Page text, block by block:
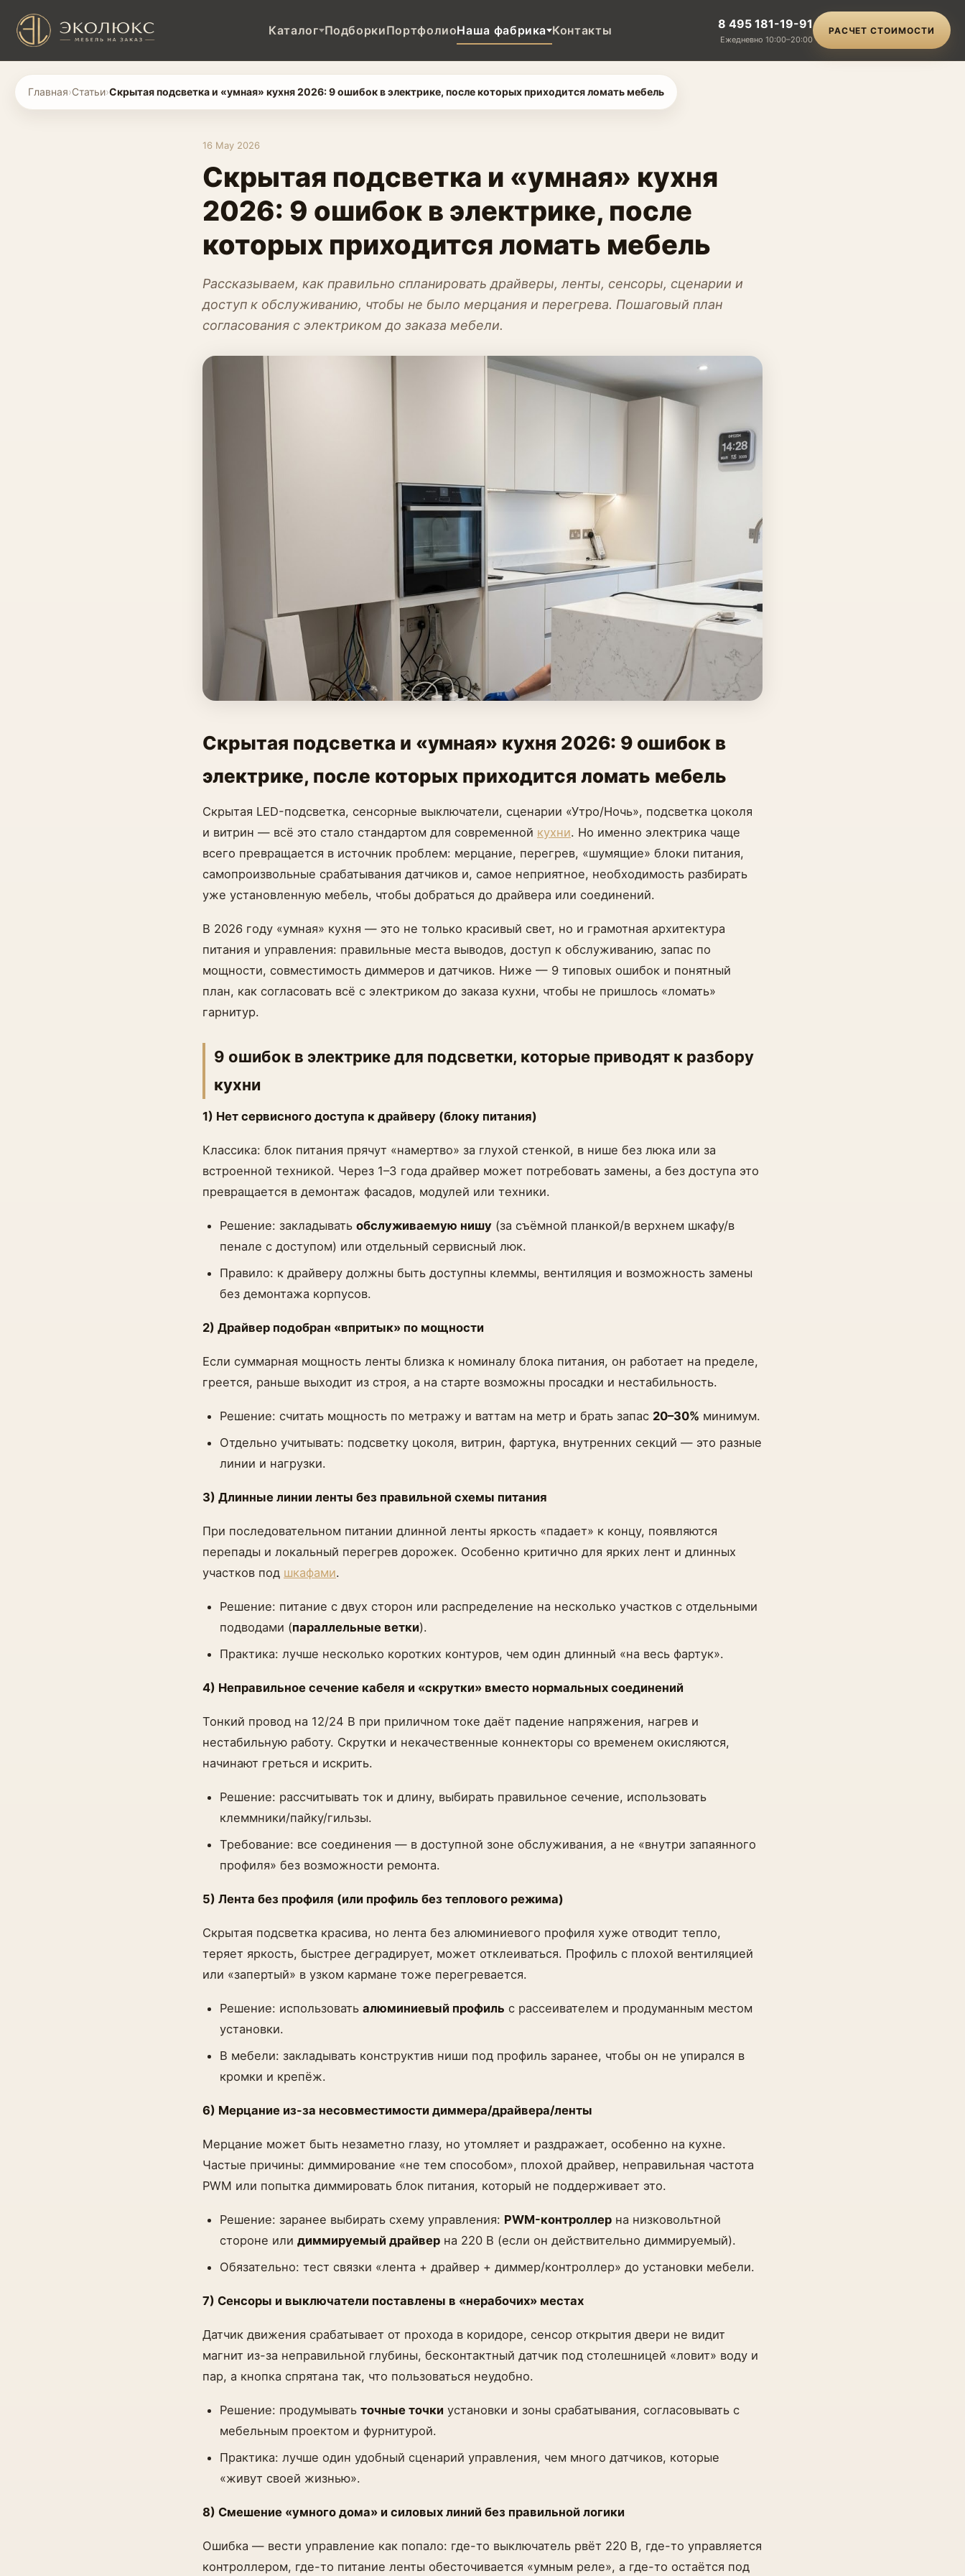
Каталог ПодборкиПортфолиоНаша фабрика Контакты 8 495 181-19-91
Ежедневно 10:00–20:00
РАСЧЕТ СТОИМОСТИ
Главная›Статьи›Скрытая подсветка и «умная» кухня 2026: 9 ошибок в электрике, после которых приходится ломать мебель
16 May 2026
Скрытая подсветка и «умная» кухня
2026: 9 ошибок в электрике, после
которых приходится ломать мебель
Рассказываем, как правильно спланировать драйверы, ленты, сенсоры, сценарии и
доступ к обслуживанию, чтобы не было мерцания и перегрева. Пошаговый план
согласования с электриком до заказа мебели.
Скрытая подсветка и «умная» кухня 2026: 9 ошибок в
электрике, после которых приходится ломать мебель
Скрытая LED-подсветка, сенсорные выключатели, сценарии «Утро/Ночь», подсветка цоколя
и витрин — всё это стало стандартом для современной кухни. Но именно электрика чаще
всего превращается в источник проблем: мерцание, перегрев, «шумящие» блоки питания,
самопроизвольные срабатывания датчиков и, самое неприятное, необходимость разбирать
уже установленную мебель, чтобы добраться до драйвера или соединений.
В 2026 году «умная» кухня — это не только красивый свет, но и грамотная архитектура
питания и управления: правильные места выводов, доступ к обслуживанию, запас по
мощности, совместимость диммеров и датчиков. Ниже — 9 типовых ошибок и понятный
план, как согласовать всё с электриком до заказа кухни, чтобы не пришлось «ломать»
гарнитур.
9 ошибок в электрике для подсветки, которые приводят к разбору
кухни
1) Нет сервисного доступа к драйверу (блоку питания)
Классика: блок питания прячут «намертво» за глухой стенкой, в нише без люка или за
встроенной техникой. Через 1–3 года драйвер может потребовать замены, а без доступа это
превращается в демонтаж фасадов, модулей или техники.
Решение: закладывать обслуживаемую нишу (за съёмной планкой/в верхнем шкафу/в
пенале с доступом) или отдельный сервисный люк.
Правило: к драйверу должны быть доступны клеммы, вентиляция и возможность замены
без демонтажа корпусов.
2) Драйвер подобран «впритык» по мощности
Если суммарная мощность ленты близка к номиналу блока питания, он работает на пределе,
греется, раньше выходит из строя, а на старте возможны просадки и нестабильность.
Решение: считать мощность по метражу и ваттам на метр и брать запас 20–30% минимум.
Отдельно учитывать: подсветку цоколя, витрин, фартука, внутренних секций — это разные
линии и нагрузки.
3) Длинные линии ленты без правильной схемы питания
При последовательном питании длинной ленты яркость «падает» к концу, появляются
перепады и локальный перегрев дорожек. Особенно критично для ярких лент и длинных
участков под шкафами.
Решение: питание с двух сторон или распределение на несколько участков с отдельными
подводами (параллельные ветки).
Практика: лучше несколько коротких контуров, чем один длинный «на весь фартук».
4) Неправильное сечение кабеля и «скрутки» вместо нормальных соединений
Тонкий провод на 12/24 В при приличном токе даёт падение напряжения, нагрев и
нестабильную работу. Скрутки и некачественные коннекторы со временем окисляются,
начинают греться и искрить.
Решение: рассчитывать ток и длину, выбирать правильное сечение, использовать
клеммники/пайку/гильзы.
Требование: все соединения — в доступной зоне обслуживания, а не «внутри запаянного
профиля» без возможности ремонта.
5) Лента без профиля (или профиль без теплового режима)
Скрытая подсветка красива, но лента без алюминиевого профиля хуже отводит тепло,
теряет яркость, быстрее деградирует, может отклеиваться. Профиль с плохой вентиляцией
или «запертый» в узком кармане тоже перегревается.
Решение: использовать алюминиевый профиль с рассеивателем и продуманным местом
установки.
В мебели: закладывать конструктив ниши под профиль заранее, чтобы он не упирался в
кромки и крепёж.
6) Мерцание из-за несовместимости диммера/драйвера/ленты
Мерцание может быть незаметно глазу, но утомляет и раздражает, особенно на кухне.
Частые причины: диммирование «не тем способом», плохой драйвер, неправильная частота
PWM или попытка диммировать блок питания, который не поддерживает это.
Решение: заранее выбирать схему управления: PWM-контроллер на низковольтной
стороне или диммируемый драйвер на 220 В (если он действительно диммируемый).
Обязательно: тест связки «лента + драйвер + диммер/контроллер» до установки мебели.
7) Сенсоры и выключатели поставлены в «нерабочих» местах
Датчик движения срабатывает от прохода в коридоре, сенсор открытия двери не видит
магнит из-за неправильной глубины, бесконтактный датчик под столешницей «ловит» воду и
пар, а кнопка спрятана так, что пользоваться неудобно.
Решение: продумывать точные точки установки и зоны срабатывания, согласовывать с
мебельным проектом и фурнитурой.
Практика: лучше один удобный сценарий управления, чем много датчиков, которые
«живут своей жизнью».
8) Смешение «умного дома» и силовых линий без правильной логики
Ошибка — вести управление как попало: где-то выключатель рвёт 220 В, где-то управляется
контроллером, где-то питание ленты обесточивается «умным реле», а где-то остаётся под